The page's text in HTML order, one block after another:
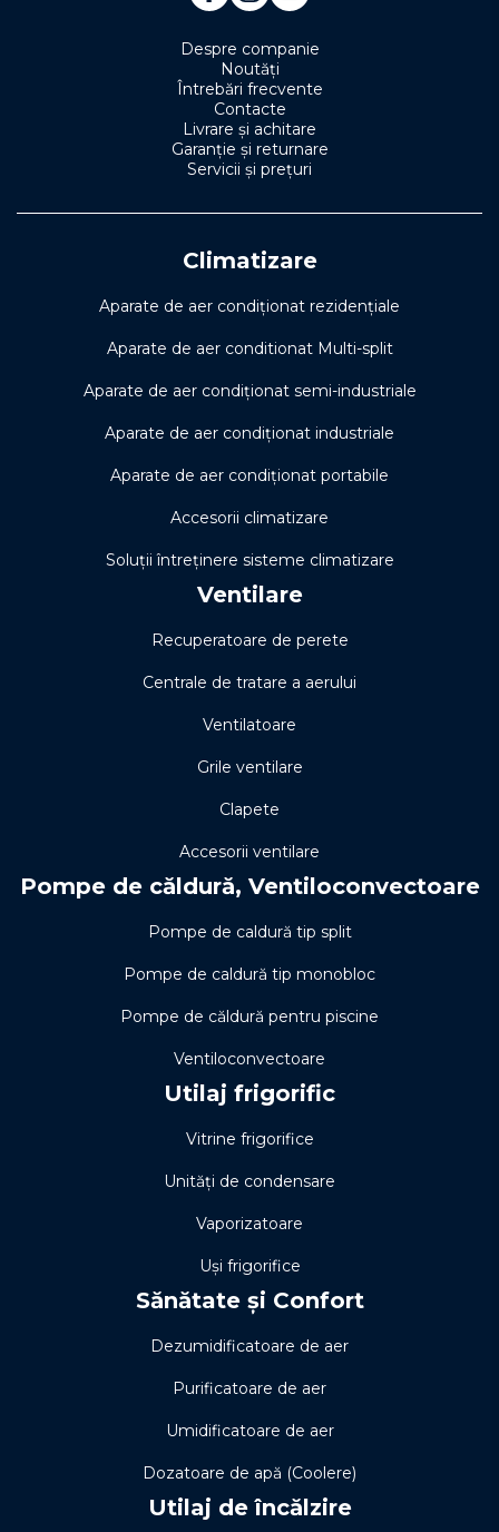
Despre companie
Noutăți
Întrebări frecvente
Contacte
Livrare și achitare
Garanție și returnare
Servicii și prețuri
Climatizare
Aparate de aer condiționat rezidențiale
Aparate de aer conditionat Multi-split
Aparate de aer condiționat semi-industriale
Aparate de aer condiționat industriale
Aparate de aer condiționat portabile
Accesorii climatizare
Soluţii întreţinere sisteme climatizare
Ventilare
Recuperatoare de perete
Centrale de tratare a aerului
Ventilatoare
Grile ventilare
Clapete
Accesorii ventilare
Pompe de căldură, Ventiloconvectoare
Pompe de caldură tip split
Pompe de caldură tip monobloc
Pompe de căldură pentru piscine
Ventiloconvectoare
Utilaj frigorific
Vitrine frigorifice
Unități de condensare
Vaporizatoare
Uși frigorifice
Sănătate și Confort
Dezumidificatoare de aer
Purificatoare de aer
Umidificatoare de aer
Dozatoare de apă (Coolere)
Utilaj de încălzire